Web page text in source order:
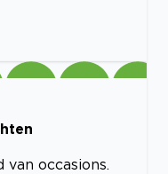
van occasions.